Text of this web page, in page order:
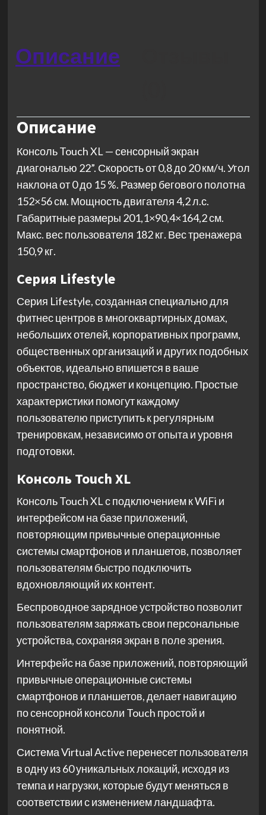
Описание
Описание
Консоль Touch XL — сенсорный экран
диагональю 22”. Скорость от 0,8 до 20 км/ч. Угол
наклона от 0 до 15 %. Размер бегового полотна
152×56 см. Мощность двигателя 4,2 л.с.
Габаритные размеры 201,1×90,4×164,2 см.
Макс. вес пользователя 182 кг. Вес тренажера
150,9 кг.
Серия Lifestyle
Серия Lifestyle, созданная специально для
фитнес центров в многоквартирных домах,
небольших отелей, корпоративных программ,
общественных организаций и других подобных
объектов, идеально впишется в ваше
пространство, бюджет и концепцию. Простые
характеристики помогут каждому
пользователю приступить к регулярным
тренировкам, независимо от опыта и уровня
подготовки.
Консоль Touch XL
Консоль Touch XL с подключением к WiFi и
интерфейсом на базе приложений,
повторяющим привычные операционные
системы смартфонов и планшетов, позволяет
пользователям быстро подключить
вдохновляющий их контент.
Беспроводное зарядное устройство позволит
пользователям заряжать свои персональные
устройства, сохраняя экран в поле зрения.
Интерфейс на базе приложений, повторяющий
привычные операционные системы
смартфонов и планшетов, делает навигацию
по сенсорной консоли Touch простой и
понятной.
Система Virtual Active перенесет пользователя
в одну из 60 уникальных локаций, исходя из
темпа и нагрузки, которые будут меняться в
соответствии с изменением ландшафта.